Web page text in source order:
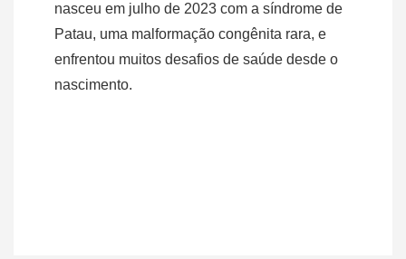
nasceu em julho de 2023 com a síndrome de
Patau, uma malformação congênita rara, e
enfrentou muitos desafios de saúde desde o
nascimento.